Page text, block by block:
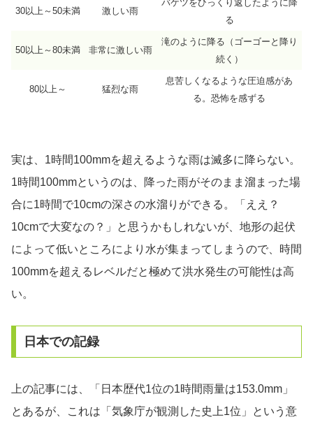
30以上～50未満 激しい雨
バケツをひっくり返したように降
る
50以上～80未満 非常に激しい雨
滝のように降る（ゴーゴーと降り
続く）
80以上～ 猛烈な雨
息苦しくなるような圧迫感があ
る。恐怖を感ずる
実は、1時間100mmを超えるような雨は滅多に降らない。
1時間100mmというのは、降った雨がそのまま溜まった場
合に1時間で10cmの深さの水溜りができる。「ええ？
10cmで大変なの？」と思うかもしれないが、地形の起伏
によって低いところにより水が集まってしまうので、時間
100mmを超えるレベルだと極めて洪水発生の可能性は高
い。
日本での記録
上の記事には、「日本歴代1位の1時間雨量は153.0mm」
とあるが、これは「気象庁が観測した史上1位」という意